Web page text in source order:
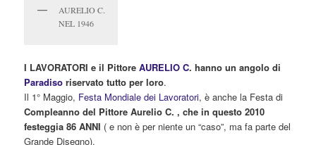
AURELIO C.
NEL 1946
I LAVORATORI e il PittoreAURELIO C. hanno un angolo di
Paradiso riservato tutto per loro.
Il 1° Maggio, Festa Mondiale dei Lavoratori, è anche la Festa di
Compleanno del Pittore Aurelio C. , che in questo 2010
festeggia 86 ANNI ( e non è per niente un “caso”, ma fa parte del
Grande Disegno).